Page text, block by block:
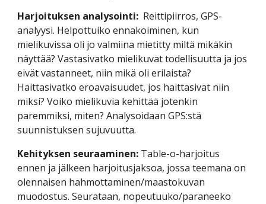
Harjoituksen analysointi: Reittipiirros, GPS-
analyysi. Helpottuiko ennakoiminen, kun
mielikuvissa oli jo valmiina mietitty miltä mikäkin
näyttää? Vastasivatko mielikuvat todellisuutta ja jos
eivät vastanneet, niin mikä oli erilaista?
Haittasivatko eroavaisuudet, jos haittasivat niin
miksi? Voiko mielikuvia kehittää jotenkin
paremmiksi, miten? Analysoidaan GPS:stä
suunnistuksen sujuvuutta.
Kehityksen seuraaminen: Table-o-harjoitus
ennen ja jälkeen harjoitusjaksoa, jossa teemana on
olennaisen hahmottaminen/maastokuvan
muodostus. Seurataan, nopeutuuko/paraneeko